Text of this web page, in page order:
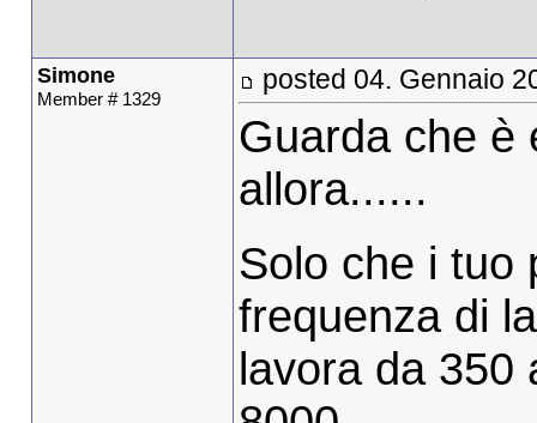
Simone
Member # 1329
posted 04. Gennaio
Guarda che è
allora......
Solo che i tuo
frequenza di
lavora da 350